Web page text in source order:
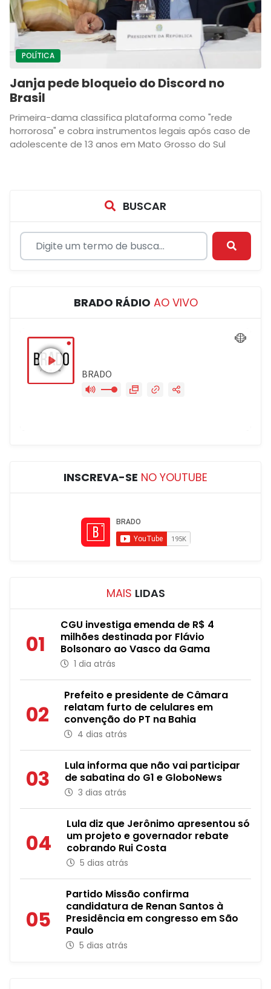
POLÍTICA
Janja pede bloqueio do Discord no
Brasil
Primeira-dama classifica plataforma como "rede
horrorosa" e cobra instrumentos legais após caso de
adolescente de 13 anos em Mato Grosso do Sul
BUSCAR
BRADO RÁDIO AO VIVO
INSCREVA-SE NO YOUTUBE
MAIS LIDAS
01
CGU investiga emenda de R$ 4
milhões destinada por Flávio
Bolsonaro ao Vasco da Gama
1 dia atrás
02
Prefeito e presidente de Câmara
relatam furto de celulares em
convenção do PT na Bahia
4 dias atrás
03
Lula informa que não vai participar
de sabatina do G1 e GloboNews
3 dias atrás
04
Lula diz que Jerônimo apresentou só
um projeto e governador rebate
cobrando Rui Costa
5 dias atrás
05
Partido Missão confirma
candidatura de Renan Santos à
Presidência em congresso em São
Paulo
5 dias atrás